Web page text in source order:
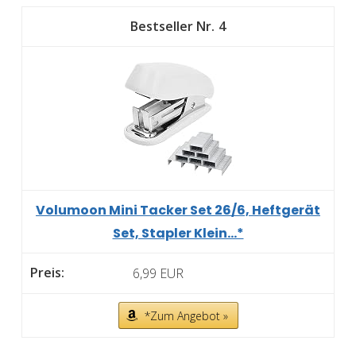
4
Volumoon Mini Tacker Set 26/6, Heftgerät
Set, Stapler Klein...*
6,99 EUR
*Zum Angebot »